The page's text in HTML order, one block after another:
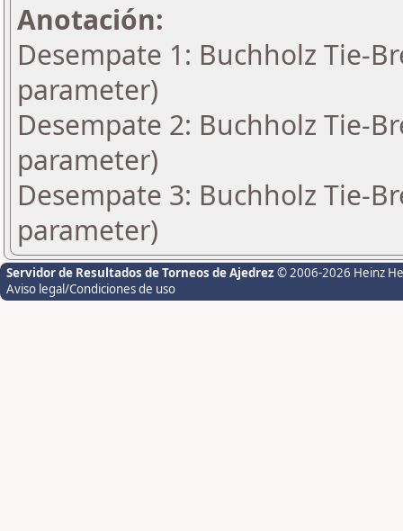
Anotación:
Desempate 1: Buchholz Tie-
parameter)
Desempate 2: Buchholz Tie-
parameter)
Desempate 3: Buchholz Tie-
parameter)
Servidor de Resultados de Torneos de Ajedrez © 2006-2026 Heinz
Aviso legal/Condiciones de uso